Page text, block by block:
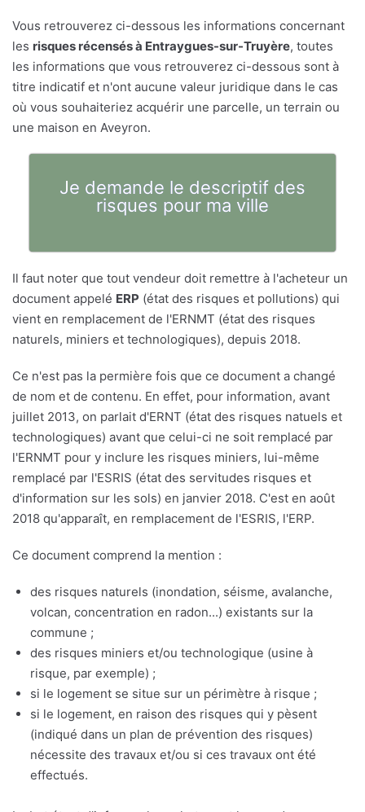
Vous retrouverez ci-dessous les informations concernant
les risques récensés à Entraygues-sur-Truyère, toutes
les informations que vous retrouverez ci-dessous sont à
titre indicatif et n'ont aucune valeur juridique dans le cas
où vous souhaiteriez acquérir une parcelle, un terrain ou
une maison en Aveyron.
Je demande le descriptif des
risques pour ma ville
Il faut noter que tout vendeur doit remettre à l'acheteur un
document appelé ERP (état des risques et pollutions) qui
vient en remplacement de l'ERNMT (état des risques
naturels, miniers et technologiques), depuis 2018.
Ce n'est pas la permière fois que ce document a changé
de nom et de contenu. En effet, pour information, avant
juillet 2013, on parlait d'ERNT (état des risques natuels et
technologiques) avant que celui-ci ne soit remplacé par
l'ERNMT pour y inclure les risques miniers, lui-même
remplacé par l'ESRIS (état des servitudes risques et
d'information sur les sols) en janvier 2018. C'est en août
2018 qu'apparaît, en remplacement de l'ESRIS, l'ERP.
Ce document comprend la mention :
des risques naturels (inondation, séisme, avalanche,
volcan, concentration en radon...) existants sur la
commune ;
des risques miniers et/ou technologique (usine à
risque, par exemple) ;
si le logement se situe sur un périmètre à risque ;
si le logement, en raison des risques qui y pèsent
(indiqué dans un plan de prévention des risques)
nécessite des travaux et/ou si ces travaux ont été
effectués.